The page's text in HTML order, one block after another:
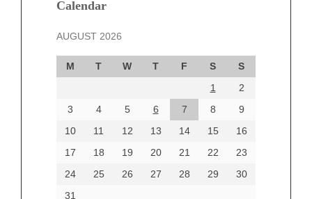
Calendar
AUGUST 2026
M T W T F S
S
1
2
3
4 5 6 7 8
9
10
11 12 13 14 15
16
17
18 19 20 21 22
23
24
25 26 27 28 29
30
31
October 2024
September 2024
August 2024
June 2024
Categories